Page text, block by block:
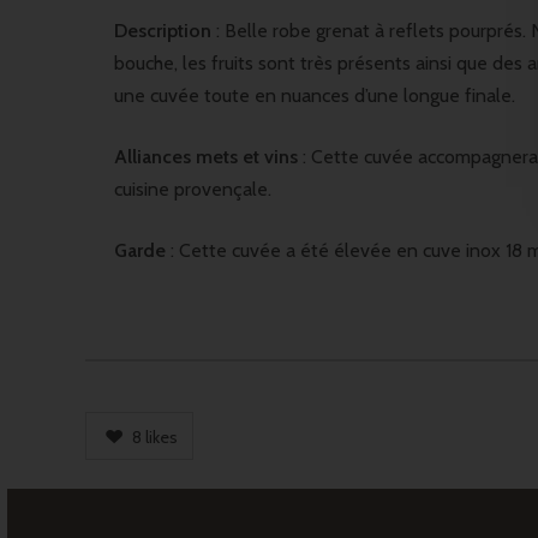
Description : Belle robe grenat à reflets pourprés.
bouche, les fruits sont très présents ainsi que des
une cuvée toute en nuances d’une longue finale.
Alliances mets et vins : Cette cuvée
cuisine provençale.
Garde : Cette cuvée a été élevée en cuve inox 18
8 likes